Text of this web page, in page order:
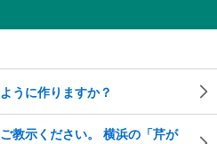
うに作りますか？
教示ください。 横浜の「芹が